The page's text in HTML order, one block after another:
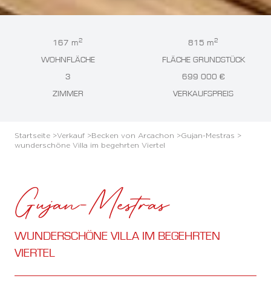
167 m2
WOHNFLÄCHE
815 m2
FLÄCHE GRUNDSTÜCK
3
ZIMMER
699 000 €
VERKAUFSPREIS
Startseite >Verkauf >Becken von Arcachon >Gujan-Mestras >
wunderschöne Villa im begehrten Viertel
Gujan-Mestras
WUNDERSCHÖNE VILLA IM BEGEHRTEN
VIERTEL